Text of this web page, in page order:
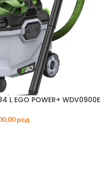
EGO POWER+ WDV0900E
рсд